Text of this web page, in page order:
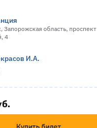
Запорожская область, проспект
4
И.А.